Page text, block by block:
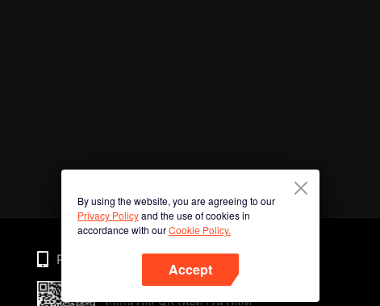
By using the website, you are agreeing to our
Privacy Policyand the use of cookies in
accordance with ourCookie Policy.
Accept
Phone
สแกนรหัส QR เพื่อดาวน์โหลด